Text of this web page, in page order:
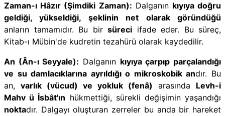
Zaman-ı Hâzır (Şimdiki Zaman): Dalganın kıyıya doğru
geldiği, yükseldiği, şeklinin net olarak göründüğü
anların tamamıdır. Bu bir süreci ifade eder. Bu süreç,
Kitab-ı Mübin'de kudretin tezahürü olarak kaydedilir.
An (Ân-ı Seyyale): Dalganın kıyıya çarpıp parçalandığı
ve su damlacıklarına ayrıldığı o mikroskobik andır. Bu
an, varlık (vücud) ve yokluk (fenâ) arasında Levh-i
Mahv ü İsbât'ın hükmettiği, sürekli değişimin yaşandığı
noktadır. Dalgayı oluşturan zerreler bu anda bir hareket